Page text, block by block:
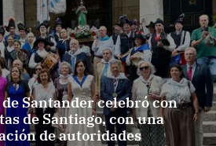
Santander celebró con
de Santiago, con una
de autoridades